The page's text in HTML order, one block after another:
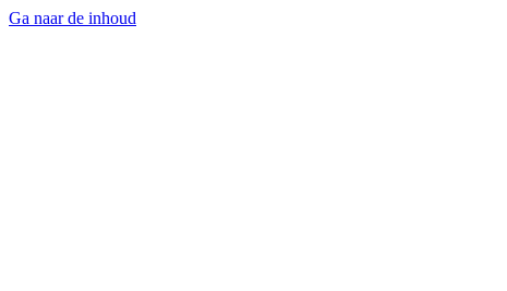
Ga naar de inhoud